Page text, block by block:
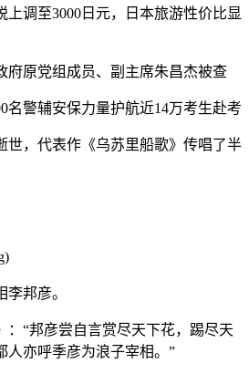
上调至3000日元，日本旅游性价比显
府原党组成员、副主席朱昌杰被查
名警辅安保力量护航近14万考生赴考
世，代表作《乌苏里船歌》传唱了半
邦彦。
：“邦彦尝自言赏尽天下花，踢尽天
人亦呼季彦为浪子宰相。”